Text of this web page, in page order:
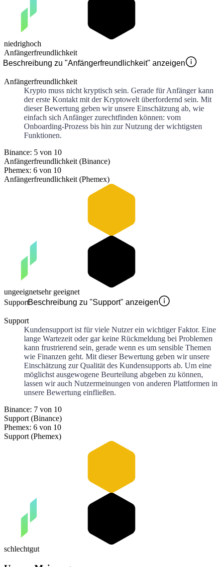
niedrighoch
Anfängerfreundlichkeit
Beschreibung zu "Anfängerfreundlichkeit" anzeigen
Anfängerfreundlichkeit
Krypto muss nicht kryptisch sein. Gerade für Anfänger kann
der erste Kontakt mit der Kryptowelt überfordernd sein. Mit
dieser Bewertung geben wir unsere Einschätzung ab, wie
einfach sich Anfänger zurechtfinden können: vom
Onboarding-Prozess bis hin zur Nutzung der wichtigsten
Funktionen.
Binance: 5 von 10
Anfängerfreundlichkeit (Binance)
Phemex: 6 von 10
Anfängerfreundlichkeit (Phemex)
ungeeignetsehr geeignet
SupportBeschreibung zu "Support" anzeigen
Support
Kundensupport ist für viele Nutzer ein wichtiger Faktor. Eine
lange Wartezeit oder gar keine Rückmeldung bei Problemen
kann frustrierend sein, gerade wenn es um sensible Themen
wie Finanzen geht. Mit dieser Bewertung geben wir unsere
Einschätzung zur Qualität des Kundensupports ab. Um eine
möglichst ausgewogene Beurteilung abgeben zu können,
lassen wir auch Nutzermeinungen von anderen Plattformen in
unsere Bewertung einfließen.
Binance: 7 von 10
Support (Binance)
Phemex: 6 von 10
Support (Phemex)
schlechtgut